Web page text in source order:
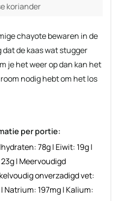
koriander
chayote bewaren in de
de kaas wat stugger
je het weer op dan kan het
nodig hebt om het los
per portie:
78g| Eiwit: 19g|
23g| Meervoudigd
onverzadigd vet:
| Natrium: 197mg| Kalium: